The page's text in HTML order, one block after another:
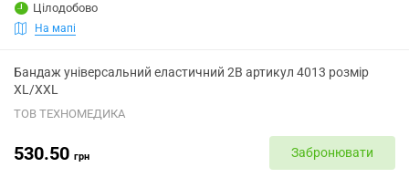
Цілодобово
На мапі
Бандаж універсальний еластичний 2B артикул 4013 розмір
XL/XXL
ТОВ ТЕХНОМЕДИКА
530.50 грн Забронювати